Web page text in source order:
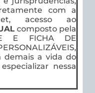
com a
acesso ao
composto pela
E FICHA DE
demais a vida do
nessa